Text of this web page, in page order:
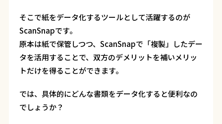
そこで紙をデータ化するツールとして活躍するのが
ScanSnapです。
原本は紙で保管しつつ、 ScanSnapで「複製」したデー
タを活用することで、双方のデメリットを補いメリッ
トだけを得ることができます。
では、具体的にどんな書類をデータ化すると便利なの
でしょうか？